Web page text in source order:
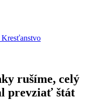
Kresťanstvo
rušíme, celý
prevziať štát